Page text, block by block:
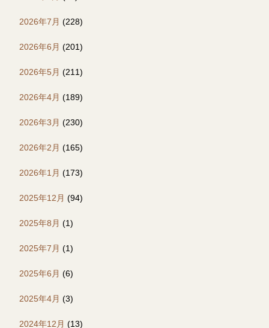
2026年7月 (228)
2026年6月 (201)
2026年5月 (211)
2026年4月 (189)
2026年3月 (230)
2026年2月 (165)
2026年1月 (173)
2025年12月 (94)
2025年8月 (1)
2025年7月 (1)
2025年6月 (6)
2025年4月 (3)
2024年12月 (13)